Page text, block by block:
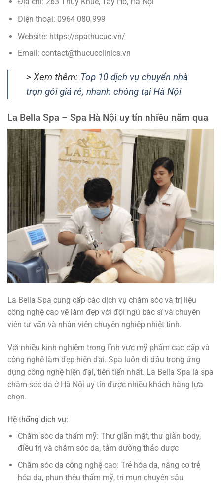
Địa chỉ: 263 Thuy Khuê, Tây Hồ, Hà Nội
Điện thoại: 0964 080 999
Website: https://spathucuc.vn/
Email: contact@thucucclinics.vn
> Xem thêm: Top 10 dịch vụ chuyển nhà
trọn gói giá rẻ, nhanh chóng tại Hà Nội
La Bella Spa – Spa Hà Nội uy tín nhiều năm qua
La Bella Spa cung cấp các dịch vụ chăm sóc và trị liệu
công nghệ cao về làm đẹp với đội ngũ bác sĩ và chuyên
viên tư vấn và nhân viên chuyên nghiệp nhiệt tình.
Với nhiều kinh nghiệm trong lĩnh vực mỹ phẩm cao cấp và
công nghệ làm đẹp hiện đại. Spa luôn đi đầu trong ứng
dụng công nghệ hiện đại, tiên tiến nhất. La Bella Spa là spa
chăm sóc da ở Hà Nội uy tín được nhiều khách hàng lựa
chọn.
Hệ thống dịch vụ:
Chăm sóc da thẩm mỹ: Thư giãn mặt, thư giãn body,
điều trị và chăm sóc da, tắm dưỡng thảo dược
Chăm sóc da công nghệ cao: Trẻ hóa da, nâng cơ trẻ
hóa da, phun thêu thẩm mỹ, trị mụn chuyên sâu